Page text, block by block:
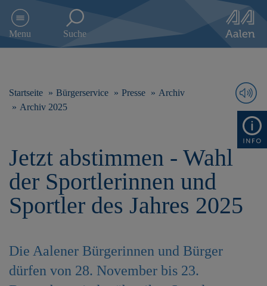
e
Menu Suche
Startseite Bürgerservice Presse
Archiv
Archiv 2025
Jetzt abstimmen - Wahl
der Sportlerinnen und
Sportler des Jahres 2025
Die Aalener Bürgerinnen und Bürger
dürfen von 28. November bis 23.